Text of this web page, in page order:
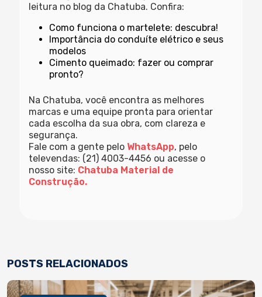
leitura no blog da Chatuba. Confira:
Como funciona o martelete: descubra!
Importância do conduíte elétrico e seus
modelos
Cimento queimado: fazer ou comprar
pronto?
Na Chatuba, você encontra as melhores
marcas e uma equipe pronta para orientar
cada escolha da sua obra, com clareza e
segurança.
Fale com a gente pelo WhatsApp, pelo
televendas: (21) 4003-4456 ou acesse o
nosso site: Chatuba Material de
Construção.
POSTS RELACIONADOS